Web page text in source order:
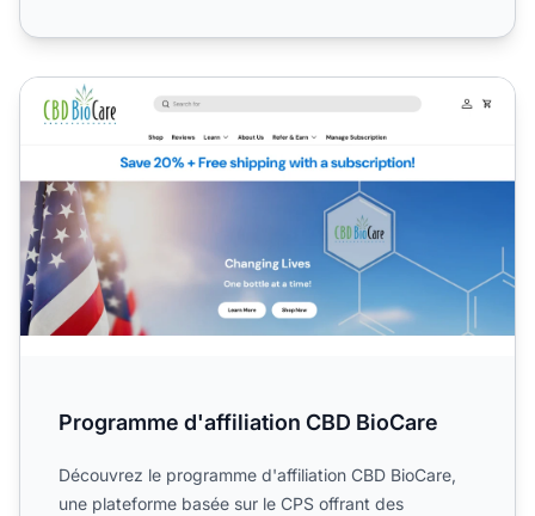
Programme d'affiliation CBD BioCare
Programme d'affiliation CBD BioCare
Découvrez le programme d'affiliation CBD BioCare,
une plateforme basée sur le CPS offrant des